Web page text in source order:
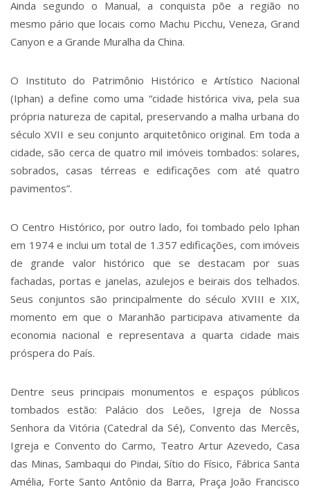
Ainda segundo o Manual, a conquista põe a região no
mesmo pário que locais como Machu Picchu, Veneza, Grand
Canyon e a Grande Muralha da China.
O Instituto do Patrimônio Histórico e Artístico Nacional
(Iphan) a define como uma “cidade histórica viva, pela sua
própria natureza de capital, preservando a malha urbana do
século XVII e seu conjunto arquitetônico original. Em toda a
cidade, são cerca de quatro mil imóveis tombados: solares,
sobrados, casas térreas e edificações com até quatro
pavimentos”.
O Centro Histórico, por outro lado, foi tombado pelo Iphan
em 1974 e inclui um total de 1.357 edificações, com imóveis
de grande valor histórico que se destacam por suas
fachadas, portas e janelas, azulejos e beirais dos telhados.
Seus conjuntos são principalmente do século XVIII e XIX,
momento em que o Maranhão participava ativamente da
economia nacional e representava a quarta cidade mais
próspera do País.
Dentre seus principais monumentos e espaços públicos
tombados estão: Palácio dos Leões, Igreja de Nossa
Senhora da Vitória (Catedral da Sé), Convento das Mercês,
Igreja e Convento do Carmo, Teatro Artur Azevedo, Casa
das Minas, Sambaqui do Pindai, Sítio do Físico, Fábrica Santa
Amélia, Forte Santo Antônio da Barra, Praça João Francisco